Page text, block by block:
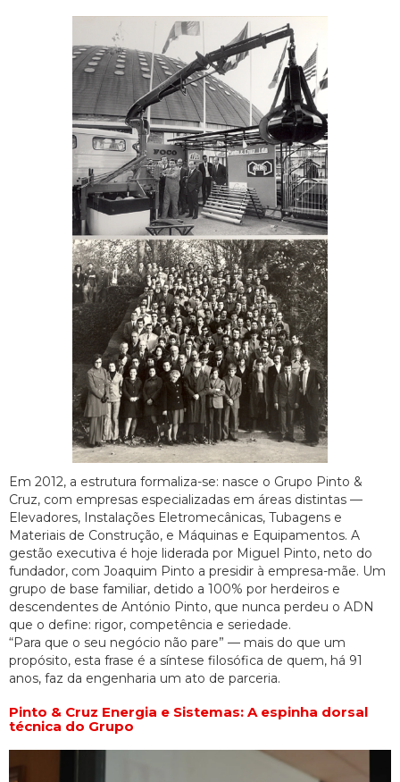
Em 2012, a estrutura formaliza-se: nasce o Grupo Pinto &
Cruz, com empresas especializadas em áreas distintas —
Elevadores, Instalações Eletromecânicas, Tubagens e
Materiais de Construção, e Máquinas e Equipamentos. A
gestão executiva é hoje liderada por Miguel Pinto, neto do
fundador, com Joaquim Pinto a presidir à empresa-mãe. Um
grupo de base familiar, detido a 100% por herdeiros e
descendentes de António Pinto, que nunca perdeu o ADN
que o define: rigor, competência e seriedade.
“Para que o seu negócio não pare” — mais do que um
propósito, esta frase é a síntese filosófica de quem, há 91
anos, faz da engenharia um ato de parceria.
Pinto & Cruz Energia e Sistemas: A espinha dorsal
técnica do Grupo